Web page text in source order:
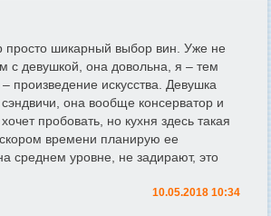
просто шикарный выбор вин. Уже не
с девушкой, она довольна, я – тем
произведение искусства. Девушка
она вообще консерватор и
пробовать, но кухня здесь такая
времени планирую ее
среднем уровне, не задирают, это
10.05.2018 10:34